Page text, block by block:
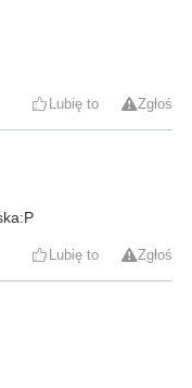
Lubię to Zgłoś
Lubię to Zgłoś